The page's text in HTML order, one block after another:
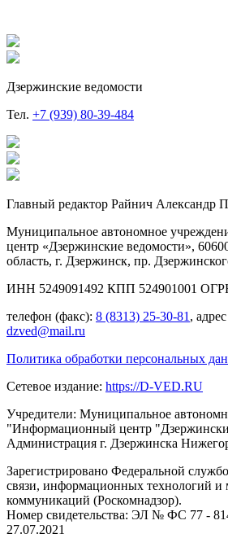
Дзержинские ведомости
Тел. +7 (939) 80-39-484
Главный редактор Райнич Александр
Муниципальное автономное
центр «Дзержинские ведомости»,
область, г. Дзержинск, пр.
ИНН 5249091492 КПП 524901001
телефон (факс): 8 (8313) 25-30-81 ,
dzved@mail.ru
Политика обработки персональных
Сетевое издание: https://D-VED.RU
Учредители: Муниципальное
"Информационный центр
Администрация г. Дзержинска
Зарегистрировано Федеральной
связи, информационных технологий и
коммуникаций (Роскомнадзор).
Номер свидетельства: ЭЛ № ФС 77 -
27.07.2021